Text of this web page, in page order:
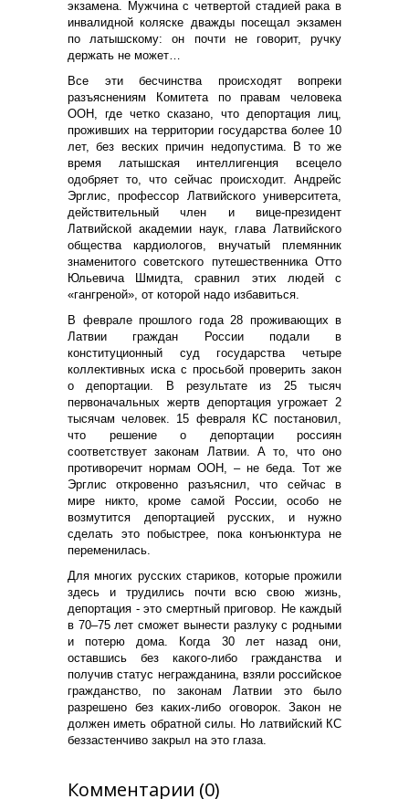
экзамена. Мужчина с четвертой стадией рака в
инвалидной коляске дважды посещал экзамен
по латышскому: он почти не говорит, ручку
держать не может…
Все эти бесчинства происходят вопреки
разъяснениям Комитета по правам человека
ООН, где четко сказано, что депортация лиц,
проживших на территории государства более 10
лет, без веских причин недопустима. В то же
время латышская интеллигенция всецело
одобряет то, что сейчас происходит. Андрейс
Эрглис, профессор Латвийского университета,
действительный член и вице-президент
Латвийской академии наук, глава Латвийского
общества кардиологов, внучатый племянник
знаменитого советского путешественника Отто
Юльевича Шмидта, сравнил этих людей с
«гангреной», от которой надо избавиться.
В феврале прошлого года 28 проживающих в
Латвии граждан России подали в
конституционный суд государства четыре
коллективных иска с просьбой проверить закон
о депортации. В результате из 25 тысяч
первоначальных жертв депортация угрожает 2
тысячам человек. 15 февраля КС постановил,
что решение о депортации россиян
соответствует законам Латвии. А то, что оно
противоречит нормам ООН, – не беда. Тот же
Эрглис откровенно разъяснил, что сейчас в
мире никто, кроме самой России, особо не
возмутится депортацией русских, и нужно
сделать это побыстрее, пока конъюнктура не
переменилась.
Для многих русских стариков, которые прожили
здесь и трудились почти всю свою жизнь,
депортация - это смертный приговор. Не каждый
в 70–75 лет сможет вынести разлуку с родными
и потерю дома. Когда 30 лет назад они,
оставшись без какого-либо гражданства и
получив статус негражданина, взяли российское
гражданство, по законам Латвии это было
разрешено без каких-либо оговорок. Закон не
должен иметь обратной силы. Но латвийский КС
беззастенчиво закрыл на это глаза.
Комментарии (0)